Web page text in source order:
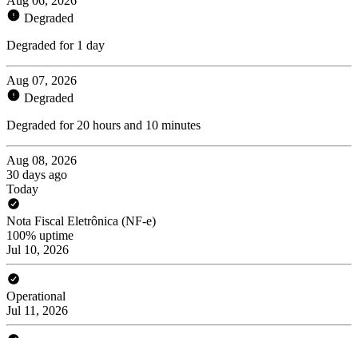
Degraded
Degraded for 1 day
Aug 07, 2026
Degraded
Degraded for 20 hours and 10 minutes
Aug 08, 2026
30 days ago
Today
Nota Fiscal Eletrônica (NF-e)
100% uptime
Jul 10, 2026
Operational
Jul 11, 2026